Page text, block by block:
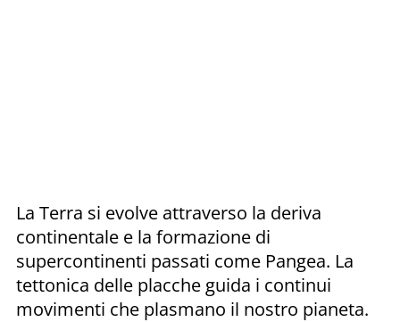
La Terra si evolve attraverso la deriva
continentale e la formazione di
supercontinenti passati come Pangea. La
tettonica delle placche guida i continui
movimenti che plasmano il nostro pianeta.